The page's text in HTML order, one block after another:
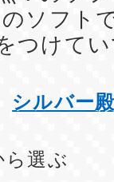
ソフト
つけて
シルバー
ら選ぶ